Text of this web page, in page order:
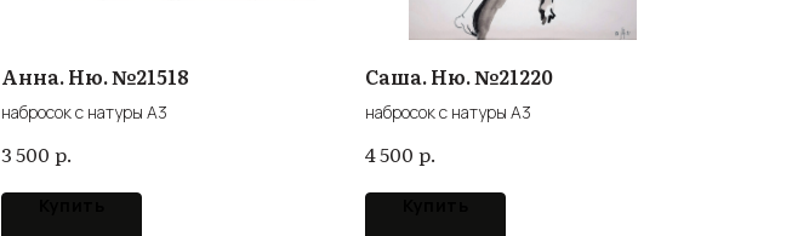
Анна. Ню. №21518
набросок с натуры А3
3 500 р.
Саша. Ню. №21220
набросок с натуры А3
4 500 р.